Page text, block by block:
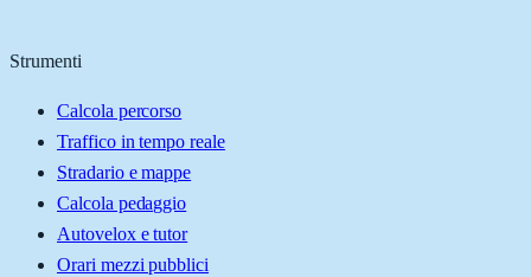
Strumenti
Calcola percorso
Traffico in tempo reale
Stradario e mappe
Calcola pedaggio
Autovelox e tutor
Orari mezzi pubblici